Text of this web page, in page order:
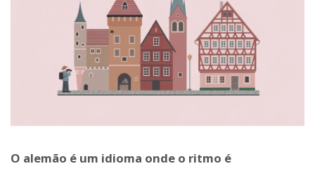
O alemão é um idioma onde o ritmo é